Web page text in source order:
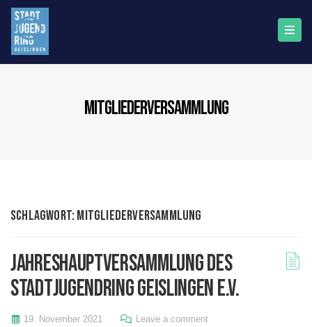
mitgliederversammlung
Schlagwort:mitgliederversammlung
Jahreshauptversammlung des
Stadtjugendring Geislingen e.V.
19. November 2021 Leave a comment